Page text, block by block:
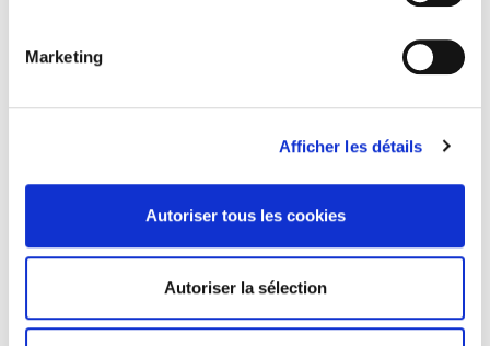
Marketing
Afficher les détails
Autoriser tous les cookies
Autoriser la sélection
La souveraineté de la délibération au lendemain de la